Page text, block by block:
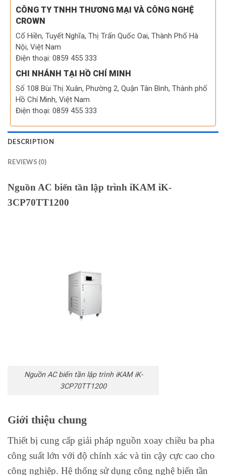
CÔNG TY TNHH THƯƠNG MẠI VÀ CÔNG NGHỆ
CROWN
Cổ Hiền, Tuyết Nghĩa, Thị Trấn Quốc Oai, Thành Phố Hà
Nội, Việt Nam
Điện thoại: 0859 455 333
CHI NHÁNH TẠI HỒ CHÍ MINH
Số 108 Bùi Thị Xuân, Phường 2, Quận Tân Bình, Thành phố
Hồ Chí Minh, Việt Nam
Điện thoại: 0859 455 333
DESCRIPTION
REVIEWS (0)
Nguồn AC biến tần lập trình iKAM iK-
3CP70TT1200
Nguồn AC biến tần lập trình iKAM iK-
3CP70TT1200
Giới thiệu chung
Thiết bị cung cấp giải pháp nguồn xoay chiều ba pha
công suất lớn với độ chính xác và tin cậy cực cao cho
công nghiệp. Hệ thống sử dụng công nghệ biến tần